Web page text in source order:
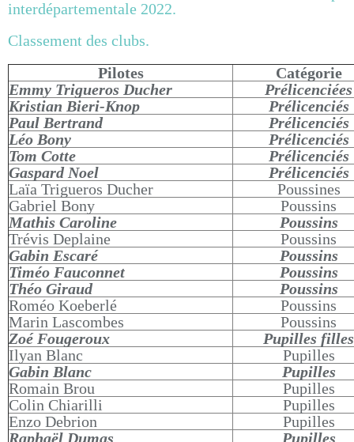
interdépartementale 2022.
Classement des clubs.
Pilotes
Catégorie
Emmy Trigueros Ducher
Prélicenciées
Kristian Bieri-Knop
Prélicenciés
Paul Bertrand
Prélicenciés
Léo Bony
Prélicenciés
Tom Cotte
Prélicenciés
Gaspard Noel
Prélicenciés
Laïa Trigueros Ducher
Poussines
Gabriel Bony
Poussins
Mathis Caroline
Poussins
Trévis Deplaine
Poussins
Gabin Escaré
Poussins
Timéo Fauconnet
Poussins
Théo Giraud
Poussins
Roméo Koeberlé
Poussins
Marin Lascombes
Poussins
Zoé Fougeroux
Pupilles filles
Ilyan Blanc
Pupilles
Gabin Blanc
Pupilles
Romain Brou
Pupilles
Colin Chiarilli
Pupilles
Enzo Debrion
Pupilles
Raphaël Dumas
Pupilles